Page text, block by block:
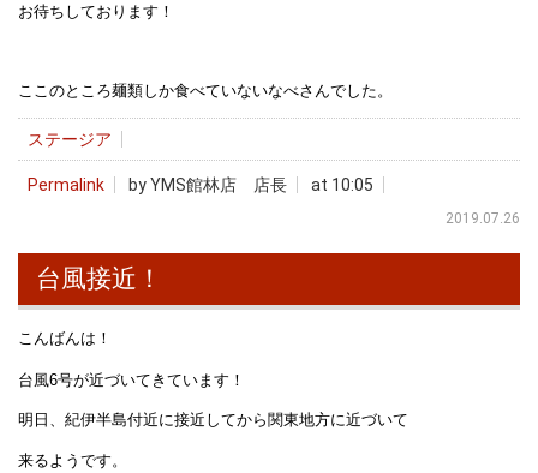
お待ちしております！
ここのところ麺類しか食べていないなべさんでした。
ステージア
Permalink by YMS館林店 店長 at 10:05
2019.07.26
台風接近！
こんばんは！
台風6号が近づいてきています！
明日、紀伊半島付近に接近してから関東地方に近づいて
来るようです。